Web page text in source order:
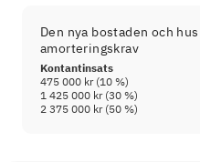
Den nya bostaden och
amorteringskrav
Kontantinsats
475 000 kr(10 %)
1 425 000 kr(30 %)
2 375 000 kr(50 %)